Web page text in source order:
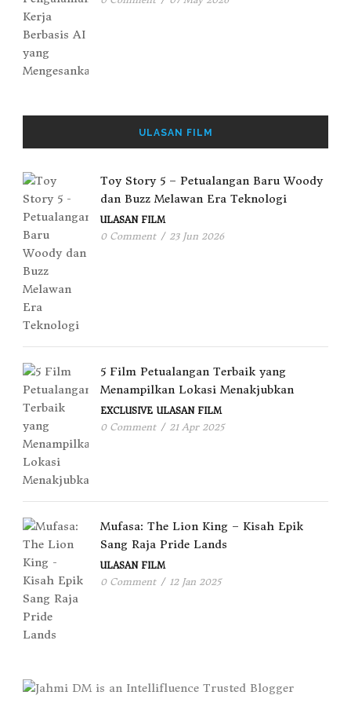
ULASAN FILM
Toy Story 5 – Petualangan Baru Woody
dan Buzz Melawan Era Teknologi
ULASAN FILM
0 Comment / 23 Jun 2026
5 Film Petualangan Terbaik yang
Menampilkan Lokasi Menakjubkan
EXCLUSIVE ULASAN FILM
0 Comment / 21 Apr 2025
Mufasa: The Lion King – Kisah Epik
Sang Raja Pride Lands
ULASAN FILM
0 Comment / 12 Jan 2025